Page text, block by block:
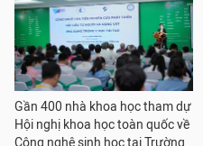
Gần 400 nhà khoa học tham dự
Hội nghị khoa học toàn quốc về
Công nghệ sinh học tại Trường